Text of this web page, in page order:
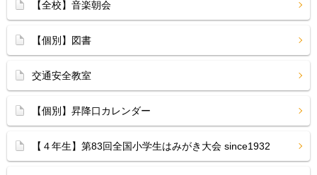
【全校】音楽朝会
【個別】図書
交通安全教室
【個別】昇降口カレンダー
【４年生】第83回全国小学生はみがき大会 since1932